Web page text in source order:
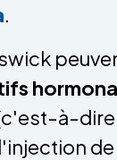
.
à-dire
de